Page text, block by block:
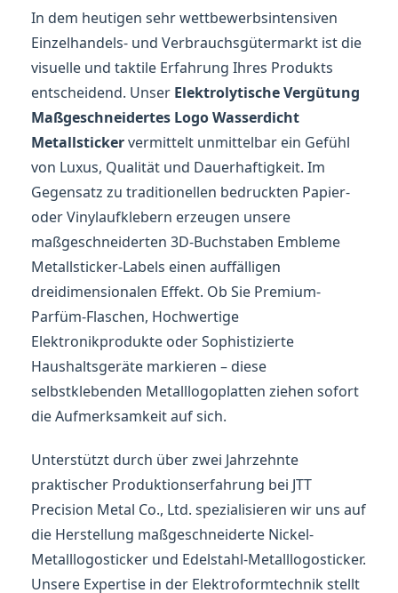
In dem heutigen sehr wettbewerbsintensiven
Einzelhandels- und Verbrauchsgütermarkt ist die
visuelle und taktile Erfahrung Ihres Produkts
entscheidend. Unser Elektrolytische Vergütung
Maßgeschneidertes Logo Wasserdicht
Metallstickervermittelt unmittelbar ein Gefühl
von Luxus, Qualität und Dauerhaftigkeit. Im
Gegensatz zu traditionellen bedruckten Papier-
oder Vinylaufklebern erzeugen unsere
maßgeschneiderten 3D-Buchstaben Embleme
Metallsticker-Labels einen auffälligen
dreidimensionalen Effekt. Ob Sie Premium-
Parfüm-Flaschen, Hochwertige
Elektronikprodukte oder Sophistizierte
Haushaltsgeräte markieren – diese
selbstklebenden Metalllogoplatten ziehen sofort
die Aufmerksamkeit auf sich.
Unterstützt durch über zwei Jahrzehnte
praktischer Produktionserfahrung bei JTT
Precision Metal Co., Ltd. spezialisieren wir uns auf
die Herstellung maßgeschneiderte Nickel-
Metalllogosticker und Edelstahl-Metalllogosticker.
Unsere Expertise in der Elektroformtechnik stellt